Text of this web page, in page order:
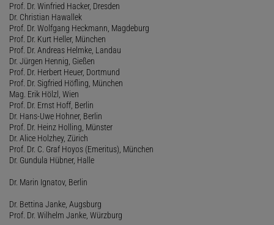
Prof. Dr. Winfried Hacker, Dresden
Dr. Christian Hawallek
Prof. Dr. Wolfgang Heckmann, Magdeburg
Prof. Dr. Kurt Heller, München
Prof. Dr. Andreas Helmke, Landau
Dr. Jürgen Hennig, Gießen
Prof. Dr. Herbert Heuer, Dortmund
Prof. Dr. Sigfried Höfling, München
Mag. Erik Hölzl, Wien
Prof. Dr. Ernst Hoff, Berlin
Dr. Hans-Uwe Hohner, Berlin
Prof. Dr. Heinz Holling, Münster
Dr. Alice Holzhey, Zürich
Prof. Dr. C. Graf Hoyos (Emeritus), München
Dr. Gundula Hübner, Halle
Dr. Marin Ignatov, Berlin
Dr. Bettina Janke, Augsburg
Prof. Dr. Wilhelm Janke, Würzburg